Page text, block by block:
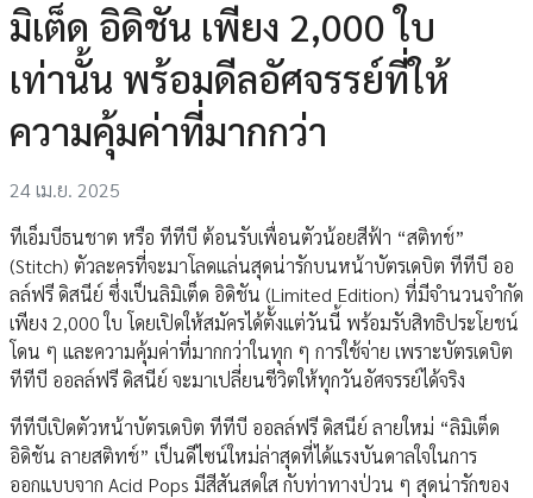
มิเต็ด อิดิชัน เพียง 2,000 ใบ
เท่านั้น พร้อมดีลอัศจรรย์ที่ให้
ความคุ้มค่าที่มากกว่า
24 เม.ย. 2025
ทีเอ็มบีธนชาต หรือ ทีทีบี ต้อนรับเพื่อนตัวน้อยสีฟ้า “สติทช์”
(Stitch) ตัวละครที่จะมาโลดแล่นสุดน่ารักบนหน้าบัตรเดบิต ทีทีบี ออ
ลล์ฟรี ดิสนีย์ ซึ่งเป็นลิมิเต็ด อิดิชัน (Limited Edition) ที่มีจำนวนจำกัด
เพียง 2,000 ใบ โดยเปิดให้สมัครได้ตั้งแต่วันนี้ พร้อมรับสิทธิประโยชน์
โดน ๆ และความคุ้มค่าที่มากกว่าในทุก ๆ การใช้จ่าย เพราะบัตรเดบิต
ทีทีบี ออลล์ฟรี ดิสนีย์ จะมาเปลี่ยนชีวิตให้ทุกวันอัศจรรย์ได้จริง
ทีทีบีเปิดตัวหน้าบัตรเดบิต ทีทีบี ออลล์ฟรี ดิสนีย์ ลายใหม่ “ลิมิเต็ด
อิดิชัน ลายสติทช์” เป็นดีไซน์ใหม่ล่าสุดที่ได้แรงบันดาลใจในการ
ออกแบบจาก Acid Pops มีสีสันสดใส กับท่าทางป่วน ๆ สุดน่ารักของ